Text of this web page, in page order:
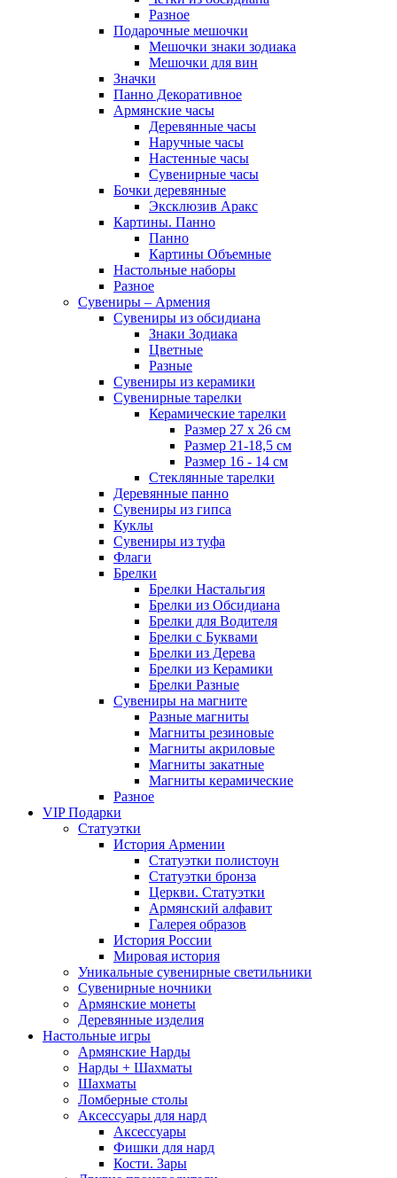
Разное
Подарочные мешочки
Мешочки знаки зодиака
Мешочки для вин
Значки
Панно Декоративное
Армянские часы
Деревянные часы
Наручные часы
Настенные часы
Сувенирные часы
Бочки деревянные
Эксклюзив Аракс
Картины. Панно
Панно
Картины Объемные
Настольные наборы
Разное
Сувениры – Армения
Сувениры из обсидиана
Знаки Зодиака
Цветные
Разные
Сувениры из керамики
Сувенирные тарелки
Керамические тарелки
Размер 27 х 26 см
Размер 21-18,5 см
Размер 16 - 14 см
Стеклянные тарелки
Деревянные панно
Сувениры из гипса
Куклы
Сувениры из туфа
Флаги
Брелки
Брелки Настальгия
Брелки из Обсидиана
Брелки для Водителя
Брелки с Буквами
Брелки из Дерева
Брелки из Керамики
Брелки Разные
Сувениры на магните
Разные магниты
Магниты резиновые
Магниты акриловые
Магниты закатные
Магниты керамические
Разное
VIP Подарки
Статуэтки
История Армении
Статуэтки полистоун
Статуэтки бронза
Церкви. Статуэтки
Армянский алфавит
Галерея образов
История России
Мировая история
Уникальные сувенирные светильники
Сувенирные ночники
Армянские монеты
Деревянные изделия
Настольные игры
Армянские Нарды
Нарды + Шахматы
Шахматы
Ломберные столы
Аксессуары для нард
Аксессуары
Фишки для нард
Кости. Зары